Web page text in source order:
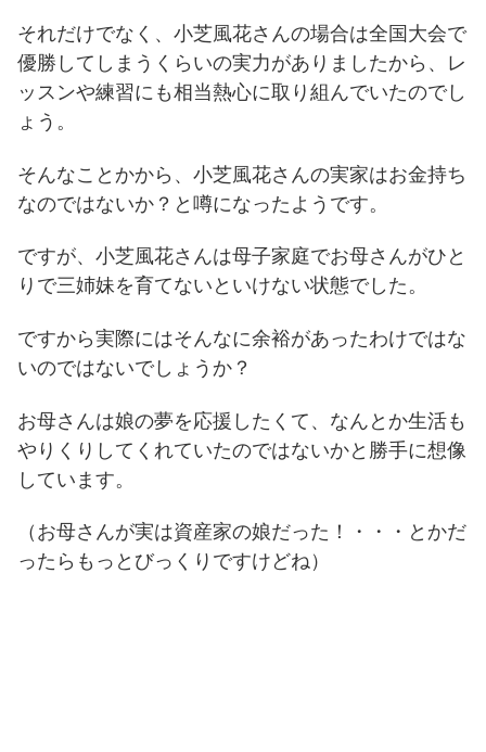
それだけでなく、小芝風花さんの場合は全国大会で
優勝してしまうくらいの実力がありましたから、レ
ッスンや練習にも相当熱心に取り組んでいたのでし
ょう。
そんなことかから、小芝風花さんの実家はお金持ち
なのではないか？と噂になったようです。
ですが、小芝風花さんは母子家庭でお母さんがひと
りで三姉妹を育てないといけない状態でした。
ですから実際にはそんなに余裕があったわけではな
いのではないでしょうか？
お母さんは娘の夢を応援したくて、なんとか生活も
やりくりしてくれていたのではないかと勝手に想像
しています。
（お母さんが実は資産家の娘だった！・・・とかだ
ったらもっとびっくりですけどね）